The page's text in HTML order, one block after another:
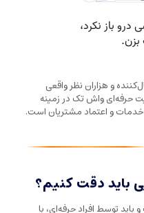
ریلز، ۲۶۰ هزار دنبال‌کننده و هزاران نظر واقعی
حرفه‌ای واش تک در زمینه
و اعتماد مشتریان است.
باید دقت کنیم؟
توسط افراد حرفه‌ای، با